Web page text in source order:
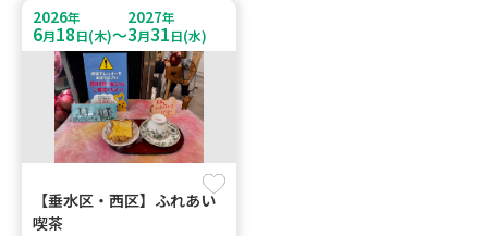
2026年
6月18日(木)～
2027年
3月31日(水)
【垂水区・西区】ふれあい
喫茶